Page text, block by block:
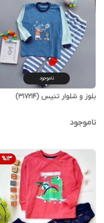
ناموجود
بلوز و شلوار تنیس (317214)
ناموجود
%13